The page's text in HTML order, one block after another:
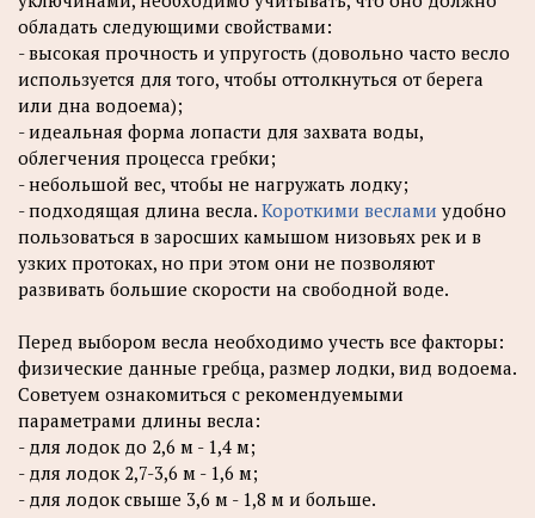
обладать следующими свойствами:
- высокая прочность и упругость (довольно часто весло
используется для того, чтобы оттолкнуться от берега
или дна водоема);
- идеальная форма лопасти для захвата воды,
облегчения процесса гребки;
- небольшой вес, чтобы не нагружать лодку;
- подходящая длина весла. Короткими веслами удобно
пользоваться в заросших камышом низовьях рек и в
узких протоках, но при этом они не позволяют
развивать большие скорости на свободной воде.
Перед выбором весла необходимо учесть все факторы:
физические данные гребца, размер лодки, вид водоема.
Советуем ознакомиться с рекомендуемыми
параметрами длины весла:
- для лодок до 2,6 м - 1,4 м;
- для лодок 2,7-3,6 м - 1,6 м;
- для лодок свыше 3,6 м - 1,8 м и больше.